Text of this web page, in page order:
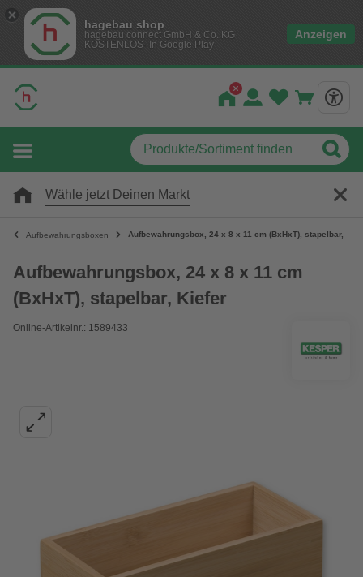
hagebau shop
hagebau connect GmbH & Co. KG
KOSTENLOS- In Google Play
Anzeigen
Wähle jetzt Deinen Markt
Aufbewahrungsboxen Aufbewahrungsbox, 24 x 8 x 11 cm (BxHxT), stapelbar,
Aufbewahrungsbox, 24 x 8 x 11 cm
(BxHxT), stapelbar, Kiefer
Online-Artikelnr.: 1589433